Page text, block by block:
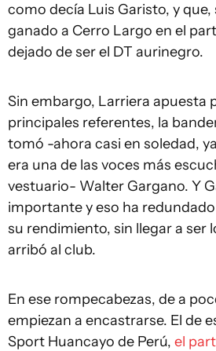
como decía Luis Garisto, y que,
ganado a Cerro Largo en el
dejado de ser el DT aurinegro.
Sin embargo, Larriera apuesta
principales referentes, la
tomó -ahora casi en soledad,
era una de las voces más
vestuario- Walter Gargano. Y
importante y eso ha
su rendimiento, sin llegar a ser
arribó al club.
En ese rompecabezas, de a
empiezan a encastrarse. El de
Sport Huancayo de Perú, el